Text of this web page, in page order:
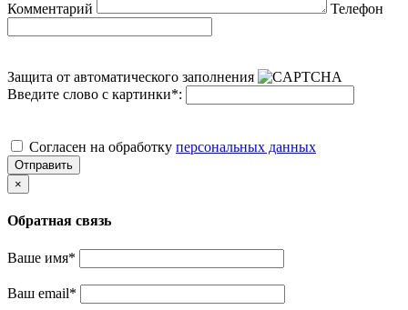
Комментарий Телефон
Защита от автоматического заполнения
Введите слово с картинки*:
Cогласен на обработку персональных данных
Отправить
×
Обратная связь
Ваше имя*
Ваш email*